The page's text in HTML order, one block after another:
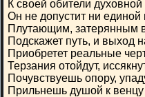
К своей обители
Он не допустит ни
Плутающим, затерянным
Подскажет путь, и выход
Приобретет реальные
Терзания отойдут,
Почувствуешь опору,
Прильнешь душой к венцу